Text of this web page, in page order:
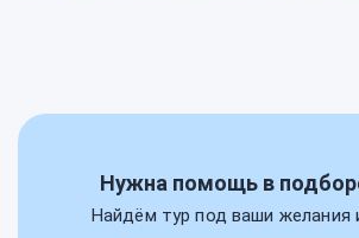
Нужна помощь в
Найдём тур под ваши